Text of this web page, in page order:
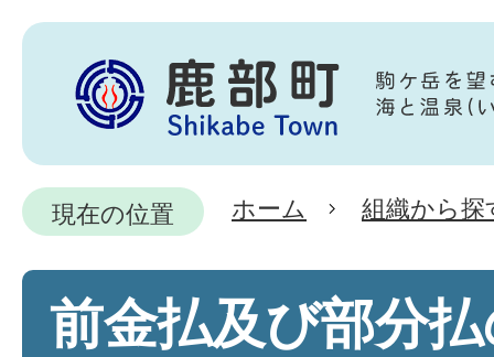
現在の位置 ホーム 組織から探
前金払及び部分